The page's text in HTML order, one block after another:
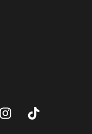
I
n
T
i